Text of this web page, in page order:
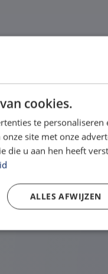
obesitaszorg in
gezondere
cookies.
te
site met onze
die u aan hen heeft
ALLES AFWIJZEN